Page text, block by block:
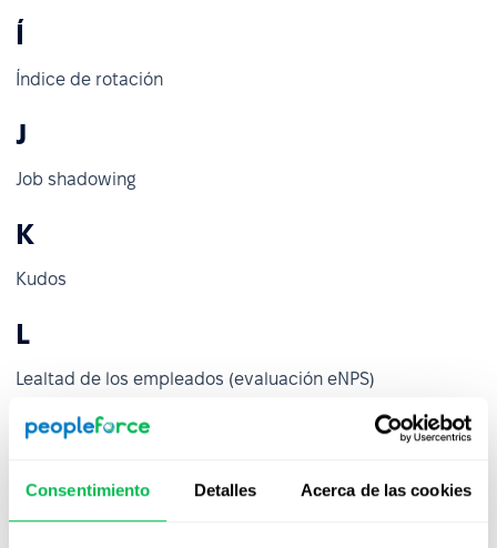
Consentimiento Detalles Acerca de las cookies
Í
Índice de rotación
J
Job shadowing
K
Kudos
L
Lealtad de los empleados (evaluación eNPS)
Liderazgo participativo
M